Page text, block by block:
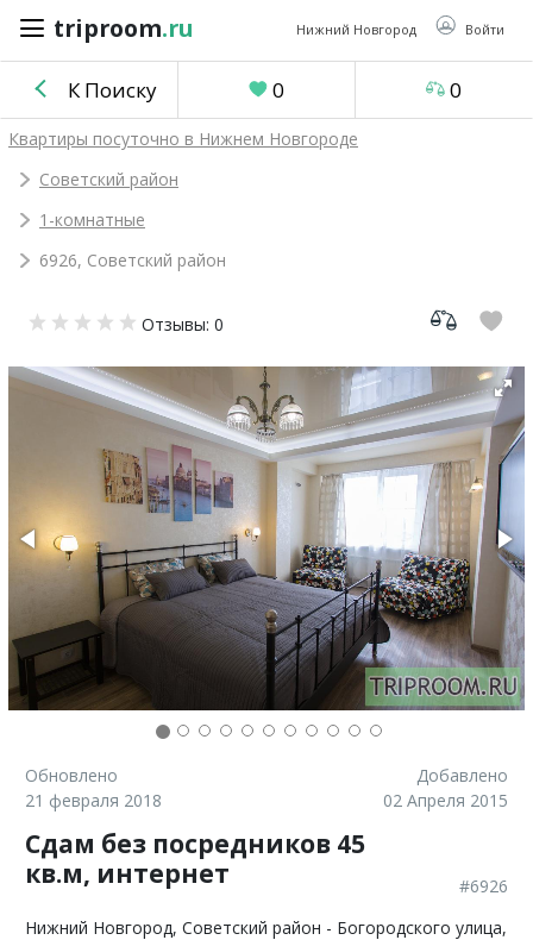
triproom.ru Нижний Новгород Войти
triproom .ru
Российский
Войти / Зарегистрироваться
объявление
0
К Поиску 0 0
Квартиры посуточно в Нижнем Новгороде
Советский район
1-комнатные
6926, Советский район
Отзывы: 0
Обновлено
21 февраля 2018
Добавлено
02 Апреля 2015
Сдам без посредников 45
кв.м, интернет
#6926
Нижний Новгород, Советский район - Богородского улица,